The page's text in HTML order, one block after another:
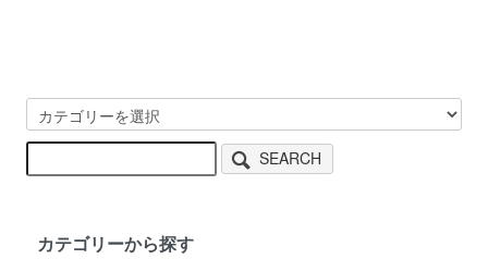
SEARCH
カテゴリーから探す